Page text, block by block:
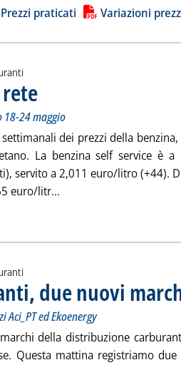
notizia
Prezzi praticati Variazioni
24 maggio
dei prezzi della
La benzina self service è
servito a 2,011 euro/litro (+44).
euro/litr...
notizia
due nuovi
ed Ekoenergy
della distribuzione
Questa mattina registriamo due